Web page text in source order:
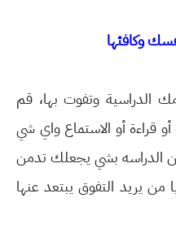
الدراسية وتفوت بها، قم
قراءة أو الاستماع واي شي
الدراسه بشي يجعلك تدمن
من يريد التفوق يبتعد عنها